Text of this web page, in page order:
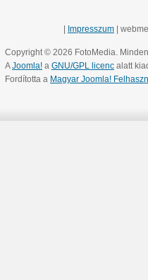
Impresszum |
Copyright © 2026 FotoMedia.
AJoomla! a GNU/GPL licenc alatt
Fordította a Magyar Joomla!